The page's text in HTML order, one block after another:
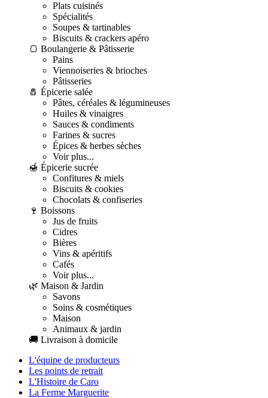
Plats cuisinés
Spécialités
Soupes & tartinables
Biscuits & crackers apéro
🍞 Boulangerie & Pâtisserie
Pains
Viennoiseries & brioches
Pâtisseries
🧂 Épicerie salée
Pâtes, céréales & légumineuses
Huiles & vinaigres
Sauces & condiments
Farines & sucres
Épices & herbes sèches
Voir plus...
🍯 Épicerie sucrée
Confitures & miels
Biscuits & cookies
Chocolats & confiseries
🍷 Boissons
Jus de fruits
Cidres
Bières
Vins & apéritifs
Cafés
Voir plus...
🌿 Maison & Jardin
Savons
Soins & cosmétiques
Maison
Animaux & jardin
🚚 Livraison à domicile
L'équipe de producteurs
Les points de retrait
L'Histoire de Caro
La Ferme Marguerite